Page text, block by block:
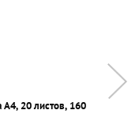
20 листов, 160